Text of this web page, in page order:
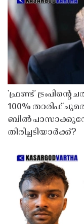
'ഫ്രണ്ട്' ട്രംപിന്റെ
100% താരിഫ്
ബിൽ
തിരിച്ചടിയാർക്ക്?